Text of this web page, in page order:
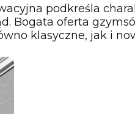
podkreśla
Bogata oferta
klasyczne, jak i